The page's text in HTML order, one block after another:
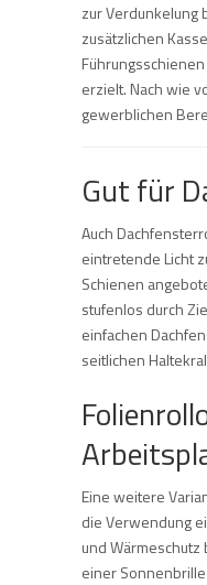
zur Verdunkelung
zusätzlichen
erzielt. Nach wie
gewerblichen
Gut für
Auch
eintretende Licht
Schienen
stufenlos durch
einfachen
seitlichen
Eine weitere
die Verwendung
und
einer